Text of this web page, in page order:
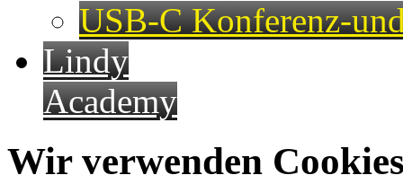
USB-C Konferenz-
Lindy
Academy
Wir verwenden